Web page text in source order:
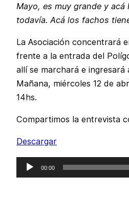
Mayo, es muy grande y
todavía. Acá los fachos
La Asociación concentrará
frente a la entrada del
allí se marchará e ingresará
Mañana, miércoles 12 de
14hs.
Compartimos la entrevista
Descargar
Reproductor
de
00:00